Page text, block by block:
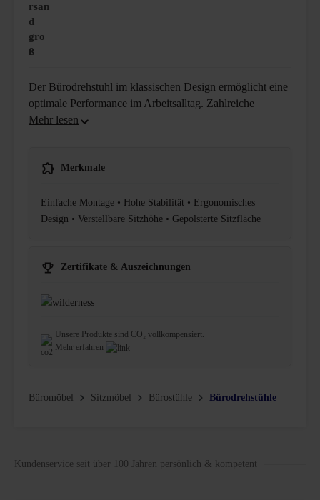
rsan
d
gro
ß
Der Bürodrehstuhl im klassischen Design ermöglicht eine
optimale Performance im Arbeitsalltag. Zahlreiche
Merkmale
Einfache Montage • Hohe Stabilität • Ergonomisches
Design • Verstellbare Sitzhöhe • Gepolsterte Sitzfläche
Zertifikate & Auszeichnungen
Unsere Produkte sind CO₂ vollkompensiert.
Mehr erfahren
Büromöbel Sitzmöbel Bürostühle Bürodrehstühle
Kundenservice seit über 100 Jahren persönlich & kompetent